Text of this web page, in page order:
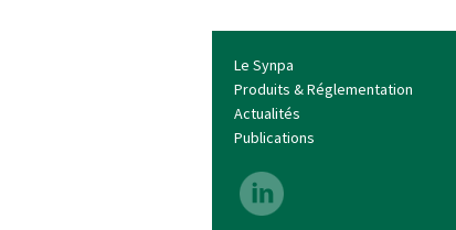
Le Synpa
Produits & Réglementation
Actualités
Publications